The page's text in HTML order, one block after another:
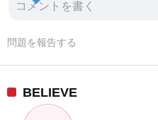
問題を報告する
BELIEVE